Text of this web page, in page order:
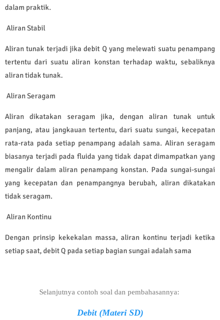
dalam praktik.
Aliran Stabil
Aliran tunak terjadi jika debit Q yang melewati suatu penampang
tertentu dari suatu aliran konstan terhadap waktu, sebaliknya
aliran tidak tunak.
Aliran Seragam
Aliran dikatakan seragam jika, dengan aliran tunak untuk
panjang, atau jangkauan tertentu, dari suatu sungai, kecepatan
rata-rata pada setiap penampang adalah sama. Aliran seragam
biasanya terjadi pada fluida yang tidak dapat dimampatkan yang
mengalir dalam aliran penampang konstan. Pada sungai-sungai
yang kecepatan dan penampangnya berubah, aliran dikatakan
tidak seragam.
Aliran Kontinu
Dengan prinsip kekekalan massa, aliran kontinu terjadi ketika
setiap saat, debit Q pada setiap bagian sungai adalah sama
Selanjutnya contoh soal dan pembahasannya:
Debit (Materi SD)